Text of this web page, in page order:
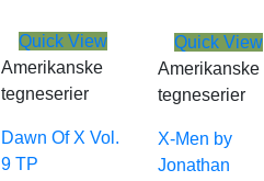
Quick View
Amerikanske
tegneserier
Dawn Of X Vol.
9 TP
Quick View
Amerikanske
tegneserier
X-Men by
Jonathan